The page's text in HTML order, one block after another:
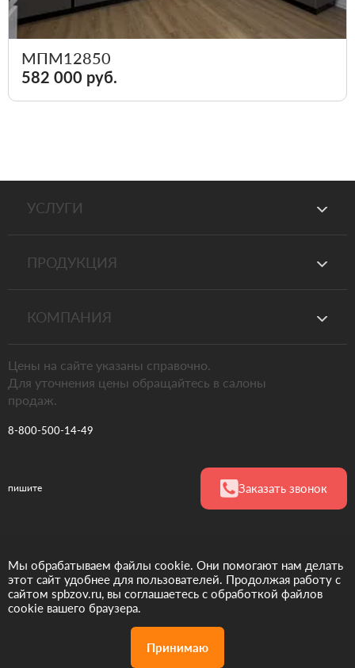
МПМ12850
582 000 руб.
Официальный
представитель
фабрики ЗОВ в РФ
8-800-500-14-49
пишите Заказать звонок
Цены на сайте указаны справочно.
Для уточнения цены обращайтесь в салоны
продаж.
УСЛУГИ
ПРОДУКЦИЯ
КОМПАНИЯ
Мы обрабатываем файлы cookie. Они помогают нам делать
этот сайт удобнее для пользователей. Продолжая работу с
сайтом spbzov.ru, вы соглашаетесь с обработкой файлов
cookie вашего браузера.
Принимаю